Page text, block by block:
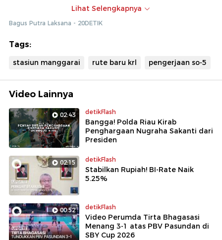
transit menumpuk di Stasiun Manggarai.
Lihat Selengkapnya
Bagus Putra Laksana - 20DETIK
Tags:
stasiun manggarai rute baru krl pengerjaan so-5
Video Lainnya
02:43 detikFlash
Bangga! Polda Riau Kirab
Penghargaan Nugraha Sakanti dari
Presiden
02:15 detikFlash
Stabilkan Rupiah! BI-Rate Naik
5.25%
00:52 detikFlash
Video Perumda Tirta Bhagasasi
Menang 3-1 atas PBV Pasundan di
SBY Cup 2026